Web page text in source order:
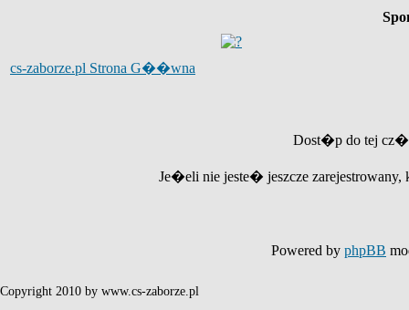
cs-zaborze.pl Strona G��wna
Dost�p do tej
Je�eli nie jeste� jeszcze
Powered by phpBB
Copyright 2010 by www.cs-zaborze.pl